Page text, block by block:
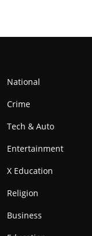
National
Crime
Tech & Auto
Entertainment
X Education
Religion
Business